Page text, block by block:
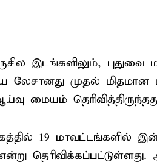
இடங்களிலும், புதுவை
லேசானது முதல்
மையம்
19 மாவட்டங்களில்